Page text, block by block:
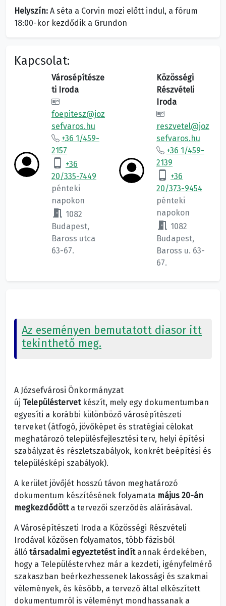
Helyszín: A séta a Corvin mozi előtt indul, a fórum
18:00-kor kezdődik a Grundon
Kapcsolat:
Városépítésze
ti Iroda
foepitesz@joz
sefvaros.hu
+36 1/459-
2157
phone_android +36
20/335-7449
pénteki
napokon
meeting_room 1082
Budapest,
Baross utca
63-67.
Közösségi
Részvételi
Iroda
reszvetel@joz
sefvaros.hu
+36 1/459-
2139
phone_android +36
20/373-9454
pénteki
napokon
meeting_room 1082
Budapest,
Baross u. 63-
67.
Az eseményen bemutatott diasor itt
tekinthető meg.
A Józsefvárosi Önkormányzat
új Településtervet készít, mely egy dokumentumban
egyesíti a korábbi különböző városépítészeti
terveket (átfogó, jövőképet és stratégiai célokat
meghatározó településfejlesztési terv, helyi építési
szabályzat és részletszabályok, konkrét beépítési és
településképi szabályok).
A kerület jövőjét hosszú távon meghatározó
dokumentum készítésének folyamata május 20-án
megkezdődött a tervezői szerződés aláírásával.
A Városépítészeti Iroda a Közösségi Részvételi
Irodával közösen folyamatos, több fázisból
álló társadalmi egyeztetést indítannak érdekében,
hogy a Településtervhez már a kezdeti, igényfelmérő
szakaszban beérkezhessenek lakossági és szakmai
vélemények, és később, a tervező által elkészített
dokumentumról is véleményt mondhassanak a